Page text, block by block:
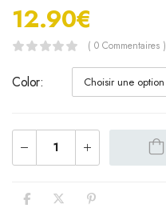
12.90€
( 0 Commentaires )
Color